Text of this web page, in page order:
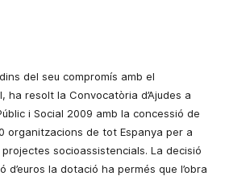
del seu compromís amb el
ha resolt la Convocatòria d’Ajudes a
i Social 2009 amb la concessió de
organitzacions de tot Espanya per a
socioassistencials. La decisió
d’euros la dotació ha permés que l’obra